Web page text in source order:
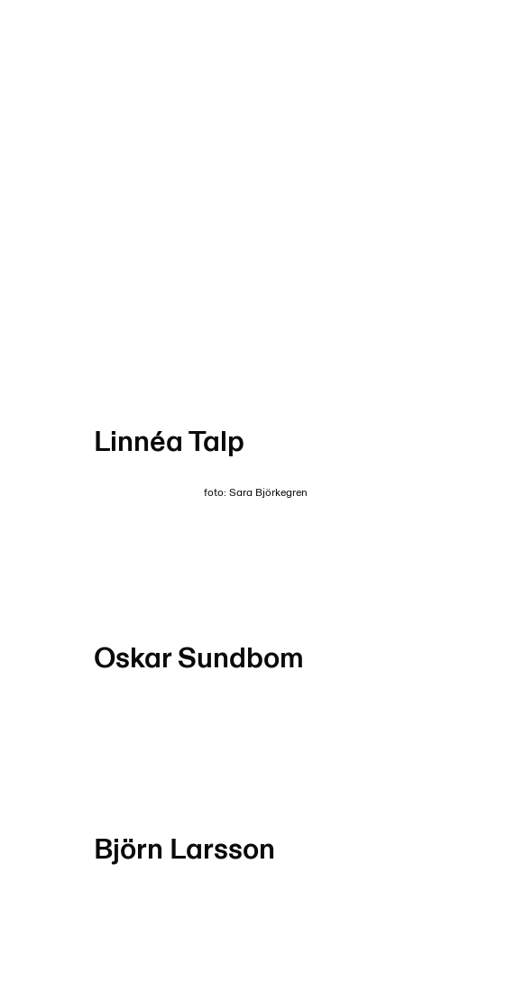
Linnéa Talp
foto: Sara Björkegren
Oskar Sundbom
Björn Larsson